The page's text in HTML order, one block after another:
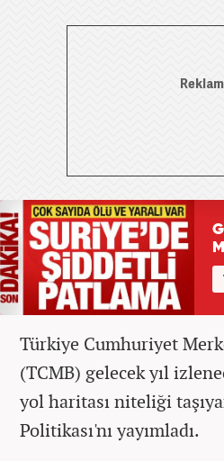
Türkiye Cumhuriyet
(TCMB) gelecek yıl
yol haritası niteliği
Politikası'nı yayımladı.